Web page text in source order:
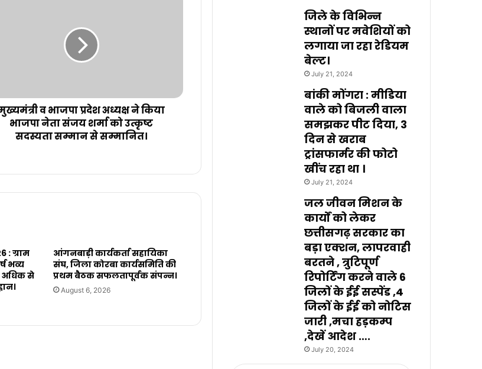
व भाजपा प्रदेश अध्यक्ष ने किया
भाजपा नेता संजय शर्मा को उत्कृष्ट
सदस्यता सम्मान से सम्मानित।
: ग्राम
भव्य
से
आंगनबाड़ी कार्यकर्ता सहायिका
संघ, जिला कोरबा कार्यसमिति की
प्रथम बैठक सफलतापूर्वक संपन्न।
August 6, 2026
जिले के विभिन्न
स्थानों पर मवेशियों को
लगाया जा रहा रेडियम
बेल्ट।
July 21, 2024
बांकी मोंगरा : मीडिया
वाले को बिजली वाला
समझकर पीट दिया, 3
दिन से खराब
ट्रांसफार्मर की फोटो
खींच रहा था ।
July 21, 2024
जल जीवन मिशन के
कार्यों को लेकर
छत्तीसगढ़ सरकार का
बड़ा एक्शन, लापरवाही
बरतने , त्रुटिपूर्ण
रिपोर्टिंग करने वाले 6
जिलों के ईई सस्पेंड ,4
जिलों के ईई को नोटिस
जारी ,मचा हड़कम्प
,देखें आदेश ….
July 20, 2024